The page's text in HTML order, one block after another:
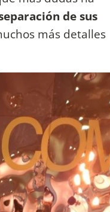
de sus
más detalles